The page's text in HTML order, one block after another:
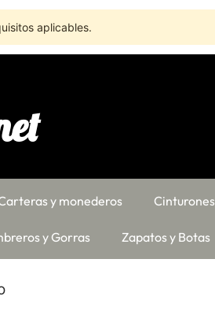
aplicables.
y monederos Cinturones
y Gorras Zapatos y Botas